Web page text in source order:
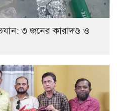
৩ জনের কারাদণ্ড ও